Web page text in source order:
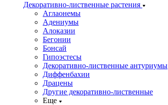
Декоративно-лиственные растения
Аглаонемы
Адениумы
Алоказии
Бегонии
Бонсай
Гипоэстесы
Декоративно-лиственные антуриумы
Диффенбахии
Драцены
Другие декоративно-лиственные
Еще